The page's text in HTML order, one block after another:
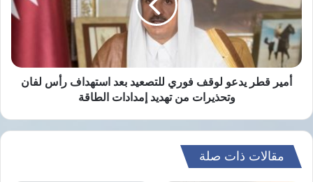
الحقيقة الأولى: تتعلق بطبيعة هذه
الحرب.
فمن الواضح تماماً أنها حرب اختيار لا ضرورة،
بدليل أن المفاوضات التي جرت قبل اندلاعها
مباشرة كانت واعدة وقدمت خلالها إيران تنازلات
تسمح بالتوصل إلى اتفاق يضمن عدم امتلاكها
فوري
للتصعيد
بعد
استهداف
رأس
لفان
الطاقة
أمير قطر يدعو لوقف فوري للتصعيد بعد استهداف رأس لفان
وتحذيرات من تهديد إمدادات الطاقة
مقالات ذات صلة